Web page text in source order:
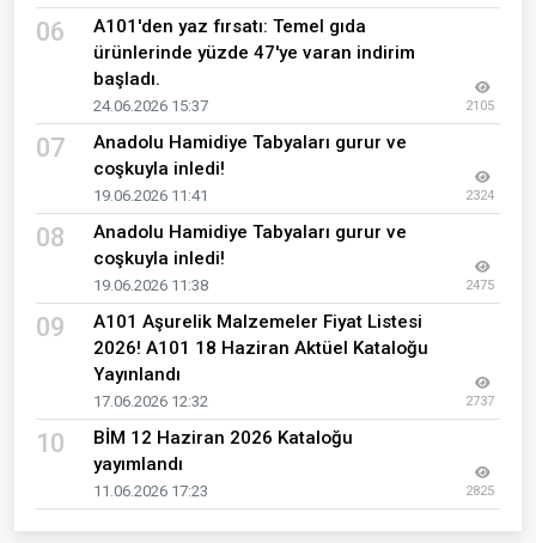
06
A101'den yaz fırsatı: Temel gıda
ürünlerinde yüzde 47'ye varan indirim
başladı.
24.06.2026 15:37 2105
07
Anadolu Hamidiye Tabyaları gurur ve
coşkuyla inledi!
19.06.2026 11:41 2324
08
Anadolu Hamidiye Tabyaları gurur ve
coşkuyla inledi!
19.06.2026 11:38 2475
09
A101 Aşurelik Malzemeler Fiyat Listesi
2026! A101 18 Haziran Aktüel Kataloğu
Yayınlandı
17.06.2026 12:32 2737
10
BİM 12 Haziran 2026 Kataloğu
yayımlandı
11.06.2026 17:23 2825